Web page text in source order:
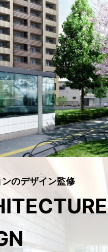
のデザイン監修